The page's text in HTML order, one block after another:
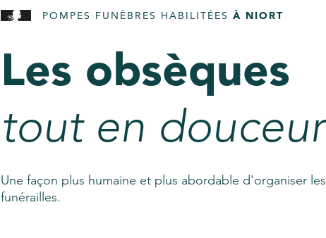
Rapatriement à
Pierre tombale
AssistGPT
Nos services en plus
Advitam dans la presse
Consultez notre FAQ
POMPES FUNÈBRES HABILITÉES À NIORT
Les obsèques
tout en douceur
Une façon plus humaine et plus abordable d'organiser les
funérailles.